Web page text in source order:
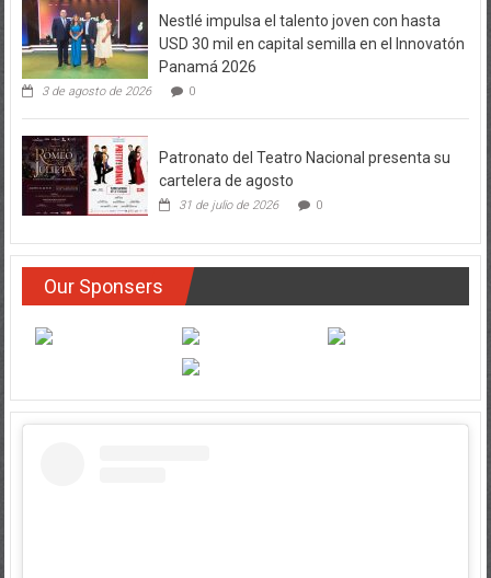
Nestlé impulsa el talento joven con hasta
USD 30 mil en capital semilla en el Innovatón
Panamá 2026
3 de agosto de 2026 0
Patronato del Teatro Nacional presenta su
cartelera de agosto
31 de julio de 2026 0
Our Sponsers